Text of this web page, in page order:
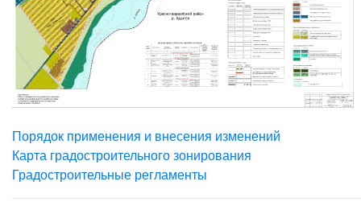
Порядок применения и внесения изменений
Карта градостроительного зонирования
Градостроительные регламенты